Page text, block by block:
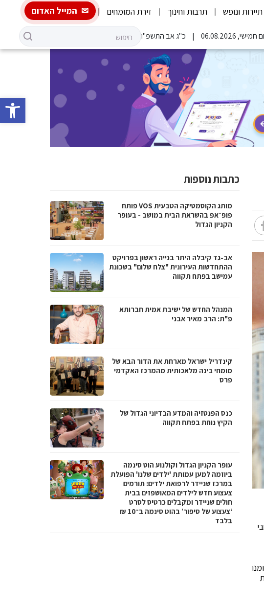
פתח
תיירות ונופש תרבות וחינוך זירת המומחים המייל האדום
חמישי, 06.08.2026 כ"ג אב התשפ"ו
כתבות נוספות
מותג הקוסמטיקה הטבעית VOS פותח
פופ־אפ בהשראת הבית במושב - בעופר
הקניון הגדול
אב-גד קיבלה היתר בנייה ראשון בפרויקט
ההתחדשות העירונית "צלח שלום" בשכונת
עמישב בפתח תקווה
המנהל החדש של ישיבת אמית חברותא
פ"ת: הרב מאיר אבני
קינדריל ישראל מארחת את הדור הבא של
מומחי בינה מלאכותית מהמרכז האקדמי
פרס
כנס הפנטזיה והמדע הבדיוני הגדול של
הקיץ נוחת בפתח תקווה
עופר הקניון הגדול וקולנוע הוט סינמה
ביוזמה למען עמותת 'ילדים שלנו' הפועלת
במרכז שניידר לרפואת ילדים: תורמים
צעצוע חדש לילדים המאושפזים בבית
חולים שניידר ומקבלים כרטיס לסרט
‘צעצוע של סיפור’ בהוט סינמה ב־10 ₪
בלבד